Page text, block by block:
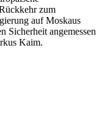
zum
auf Moskaus
Sicherheit angemessen
Kaim.